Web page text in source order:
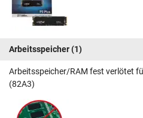
Arbeitsspeicher(1)
Arbeitsspeicher/RAM fest verlötet
(82A3)